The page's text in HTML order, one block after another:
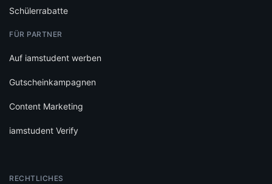
Schülerrabatte
FÜR PARTNER
Auf iamstudent werben
Gutscheinkampagnen
Content Marketing
iamstudent Verify
RECHTLICHES